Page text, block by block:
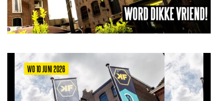
WO 10 JUNI 2026